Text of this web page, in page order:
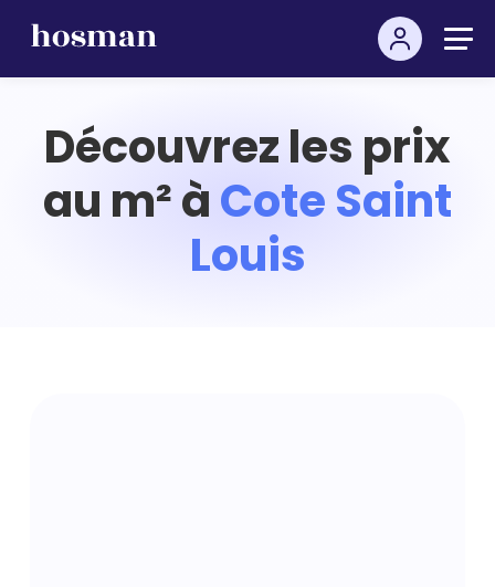
Découvrez les prix
au m² àCote Saint
Louis